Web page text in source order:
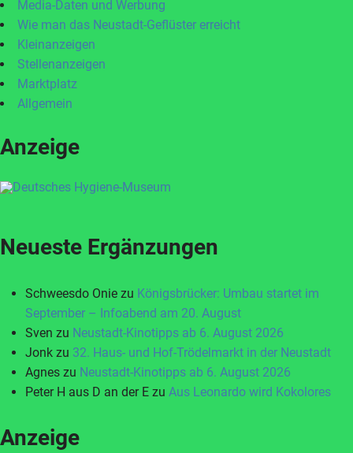
Media-Daten und Werbung
Wie man das Neustadt-Geflüster erreicht
Kleinanzeigen
Stellenanzeigen
Marktplatz
Allgemein
Anzeige
Neueste Ergänzungen
Schweesdo Onie zu Königsbrücker: Umbau startet im
September – Infoabend am 20. August
Sven zu Neustadt-Kinotipps ab 6. August 2026
Jonk zu 32. Haus- und Hof-Trödelmarkt in der Neustadt
Agnes zu Neustadt-Kinotipps ab 6. August 2026
Peter H aus D an der E zu Aus Leonardo wird Kokolores
Anzeige